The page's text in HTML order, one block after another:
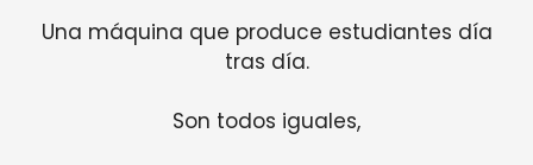
Una máquina que produce estudiantes día
tras día.
Son todos iguales,